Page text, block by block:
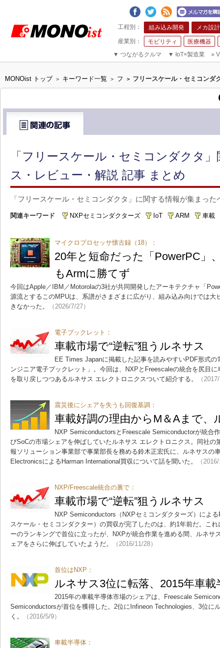
組み込み開発 メカ設計
モビリティ
医療機器
▼ つながるクルマ ▼ IoT×製造業 »
MONOist トップ > キーワード一覧 > フ > フリースケール・セミコンダ
「フリースケール・セミコンダクタ
ス・レビュー・解説 記事 まとめ
「フリースケール・セミコンダクタ」に関する情報が集まった
関連キーワード NXPセミコンダクターズ IoT ARM 車載
マイクロプロセッサ懐古録（18）：
20年と短命だった「PowerPC」
もArmに勝てず
今回はApple／IBM／Motorolaの3社が共同開発したアーキテクチャ「
源流とするこのMPUは、系譜がさまざまに広がり、組み込み向けでは大
きなかった。
（2026/7/27）
電子ブックレット：
車載市場で“逆転”狙うルネサス
EE Times Japanに掲載した記事を読みやすいPDF形式
ンジニア電子ブックレット」。今回は、NXPとFreescaleの統合を尻目
を取り戻しつつあるルネサス エレクトロニクスついて紹介する。
（
震災後にシェアを失うも回復基調：
車載好調の理由からM＆Aまで、
NXP SemiconductorsとFreescale Semiconductorが統合
びSoCの市場シェアを伸ばしていたルネサス エレクトロニクス。同社の
報ソリューション事業部で事業部長を務める鈴木正宏氏に、ルネサスの
ElectronicsによるHarman International買収について話を聞いた。
（
NXP/Freescale統合の裏で：
車載市場で“逆転”狙うルネサス
NXP Semiconductors（NXPセミコンダクターズ）によ
スケール・セミコンダクター）の買収が完了したのは、約1年前だ。こ
ーのランキングで首位に立ったが、NXPが統合作業を進める間、ルネサ
ェアをさらに伸ばしていたようだ。
（2016/11/28）
首位はNXP：
ルネサス3位に転落、2015年車
2015年の車載半導体市場のシェアは、Freescale
Semiconductorsが首位を獲得した。2位にInfineon Technologies、3位に
く。
（2016/5/9）
車載半導体：